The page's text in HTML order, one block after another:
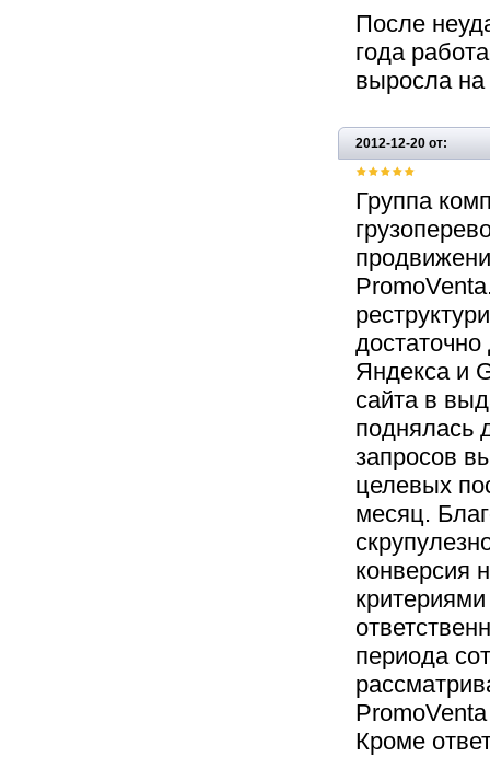
После
года
выросла
2012-12-20 от:
Группа
Яндекса и
сайта в
поднялась
запросов
целевых
месяц.
конверсия
периода
Кроме